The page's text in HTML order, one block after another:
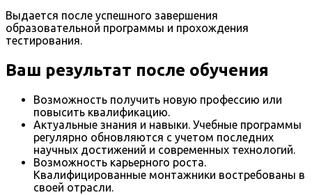
Выдается после успешного завершения
образовательной программы и прохождения
тестирования.
Ваш результат после обучения
Возможность получить новую профессию или
повысить квалификацию.
Актуальные знания и навыки. Учебные программы
регулярно обновляются с учетом последних
научных достижений и современных технологий.
Возможность карьерного роста.
Квалифицированные монтажники востребованы в
своей отрасли.